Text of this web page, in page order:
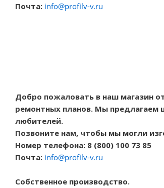
Почта: info@profilv-v.ru
Добро пожаловать в наш магазин
ремонтных планов. Мы предлагаем
любителей.
Позвоните нам, чтобы мы могли
Номер телефона: 8 (800) 100 73 85
Почта: info@profilv-v.ru
Собственное производство.